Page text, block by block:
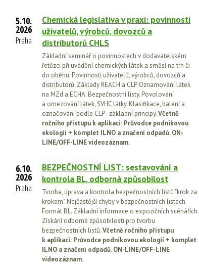
5.10.
2026
Praha
Chemická legislativa v praxi: povinnosti
uživatelů, výrobců, dovozců a
distributorů CHLS
Základní seminář o povinnostech v dodavatelském
řetězci při uvádění chemických látek a směsí na trh či
do oběhu. Povinnosti uživatelů, výrobců, dovozců a
distributorů. Základy REACH a CLP. Oznamování látek
na MZd a ECHA. Bezpečnostní listy. Povolování
a omezování látek, SVHC látky. Klasifikace, balení a
označování podle CLP - základní principy.Včetně
ročního přístupu k aplikaci: Průvodce podnikovou
ekologií + komplet ILNO a značení odpadů. ON-
LINE/OFF-LINE videozáznam.
6.10.
2026
Praha
BEZPEČNOSTNÍ LIST: sestavování a
kontrola BL, odborná způsobilost
Tvorba, úprava a kontrola bezpečnostních listů "krok za
krokem". Nejčastější chyby v bezpečnostních listech.
Formát BL. Základní informace o expozičních scénářích.
Získání odborné způsobilosti pro tvorbu
bezpečnostních listů.Včetně ročního přístupu
k aplikaci: Průvodce podnikovou ekologií + komplet
ILNO a značení odpadů. ON-LINE/OFF-LINE
videozáznam.